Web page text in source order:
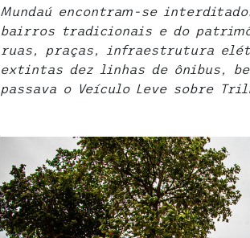
Mundaú encontram-se
bairros tradicionais e do
ruas, praças, infraestrutura
extintas dez linhas de ônibus,
passava o Veículo Leve sobre